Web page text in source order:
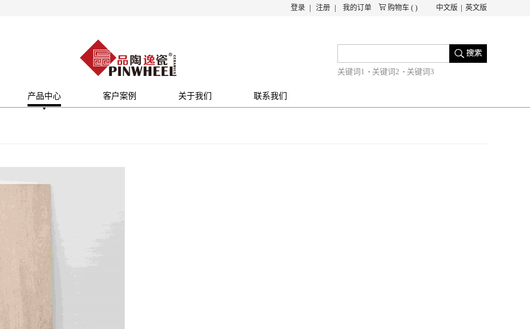
中文版 英文版
购物车 ( )
我的订单
登录 注册
关键词1 关键词2 关键词3
产品中心 客户案例 关于我们 联系我们